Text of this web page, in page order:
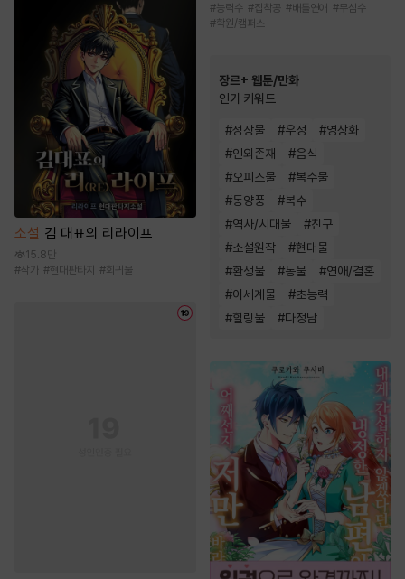
소설 김 대표의 리라이프
15.8만
#작가 #현대판타지 #회귀물
#능력수 #집착공 #배틀연애 #무심수
#학원/캠퍼스
장르+ 웹툰/만화
인기 키워드
#성장물 #우정 #영상화
#인외존재 #음식
#오피스물 #복수물
#동양풍 #복수
#역사/시대물 #친구
#소설원작 #현대물
#환생물 #동물 #연애/결혼
#이세계물 #초능력
#힐링물 #다정남